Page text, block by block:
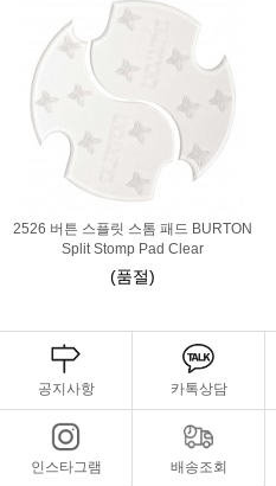
2526 버튼 스플릿 스톰 패드 BURTON
Split Stomp Pad Clear
(품절)
공지사항 카톡상담
인스타그램 배송조회